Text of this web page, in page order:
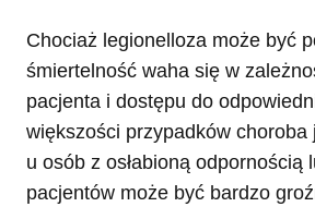
Chociaż legionelloza może być
śmiertelność waha się w
pacjenta i dostępu do
większości przypadków choroba
u osób z osłabioną odpornością
pacjentów może być bardzo